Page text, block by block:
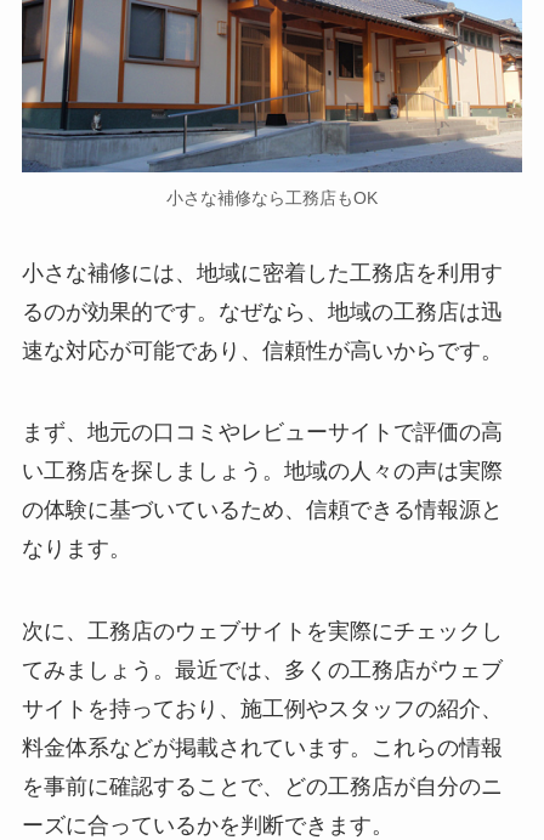
小さな補修なら工務店もOK
小さな補修には、地域に密着した工務店を利用す
るのが効果的です。なぜなら、地域の工務店は迅
速な対応が可能であり、信頼性が高いからです。
まず、地元の口コミやレビューサイトで評価の高
い工務店を探しましょう。地域の人々の声は実際
の体験に基づいているため、信頼できる情報源と
なります。
次に、工務店のウェブサイトを実際にチェックし
てみましょう。最近では、多くの工務店がウェブ
サイトを持っており、施工例やスタッフの紹介、
料金体系などが掲載されています。これらの情報
を事前に確認することで、どの工務店が自分のニ
ーズに合っているかを判断できます。